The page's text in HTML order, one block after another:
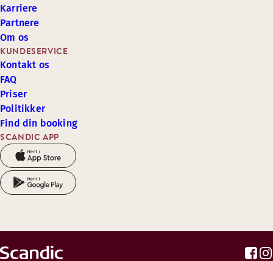
SCANDIC APP
KUNDESERVICE
Kontakt os
FAQ
Priser
Politikker
Find din booking
Karriere
Partnere
Om os